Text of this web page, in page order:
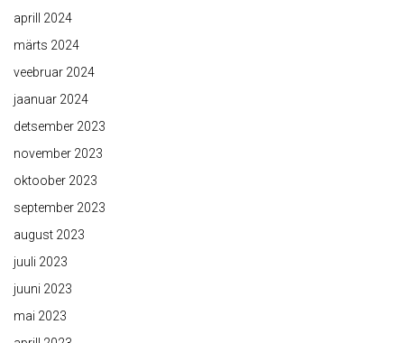
aprill 2024
märts 2024
veebruar 2024
jaanuar 2024
detsember 2023
november 2023
oktoober 2023
september 2023
august 2023
juuli 2023
juuni 2023
mai 2023